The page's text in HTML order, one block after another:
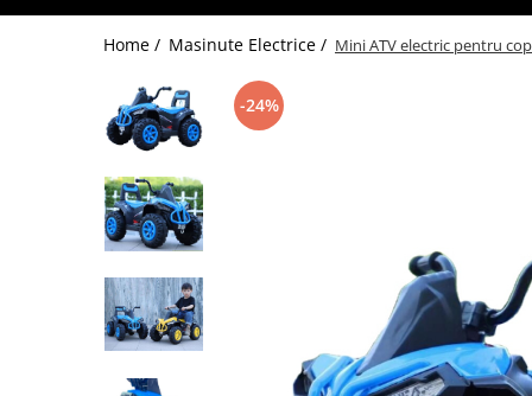
Cadouri pentru Copii
Cadouri Aniversare
Cadouri de Sarbatori
Cadouri dupa Buget
Cadouri sub 59 lei
Cadouri sub 99 lei
Cadouri sub 149 lei
Jucarii pe Varsta Copilului
Home / Masinute Electrice / Mini ATV electric pentru
-24%